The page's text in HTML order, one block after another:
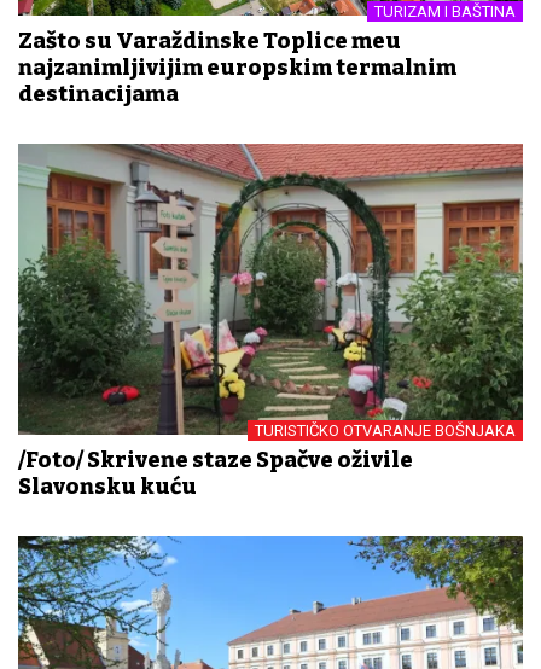
TURIZAM I BAŠTINA
Zašto su Varaždinske Toplice među
najzanimljivijim europskim termalnim
destinacijama
TURISTIČKO OTVARANJE BOŠNJAKA
/Foto/ Skrivene staze Spačve oživile
Slavonsku kuću